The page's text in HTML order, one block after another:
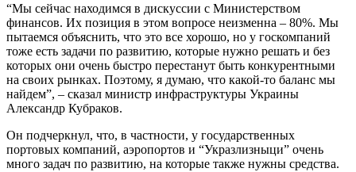
“Мы сейчас находимся в дискуссии с Министерством
финансов. Их позиция в этом вопросе неизменна – 80%. Мы
пытаемся объяснить, что это все хорошо, но у госкомпаний
тоже есть задачи по развитию, которые нужно решать и без
которых они очень быстро перестанут быть конкурентными
на своих рынках. Поэтому, я думаю, что какой-то баланс мы
найдем”, – сказал министр инфраструктуры Украины
Александр Кубраков.
Он подчеркнул, что, в частности, у государственных
портовых компаний, аэропортов и “Укразлизныци” очень
много задач по развитию, на которые также нужны средства.